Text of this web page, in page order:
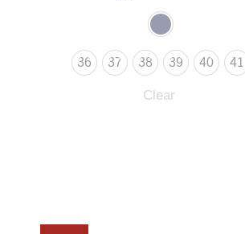
36 37 38 39 40 41
Clear